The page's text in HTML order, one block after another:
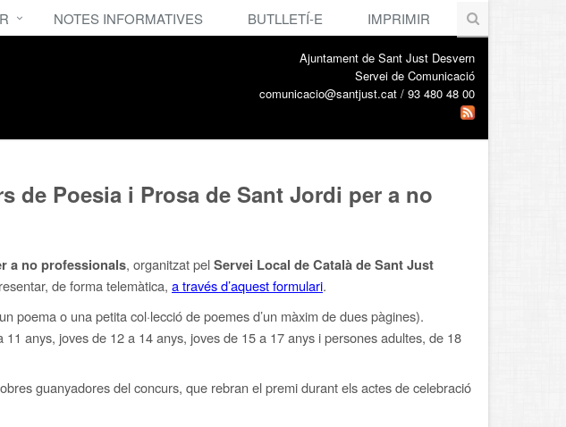
NOTES INFORMATIVES BUTLLETÍ-E IMPRIMIR
Ajuntament de Sant Just Desvern
Servei de Comunicació
comunicacio@santjust.cat / 93 480 48 00
de Poesia i Prosa de Sant Jordi per a no
a no professionals, organitzat pelServei Local de Català de Sant Just
de forma telemàtica, a través d’aquest formulari.
poema o una petita col·lecció de poemes d’un màxim de dues pàgines).
anys, joves de 12 a 14 anys, joves de 15 a 17 anys i persones adultes, de 18
guanyadores del concurs, que rebran el premi durant els actes de celebració